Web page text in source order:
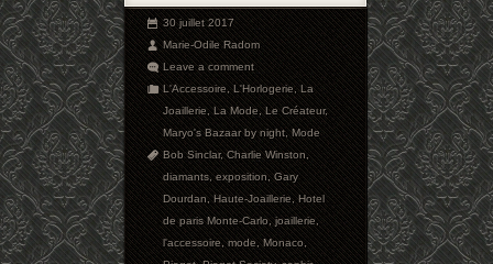
30 juillet 2017
Marie-Odile Radom
Leave a comment
L'Accessoire,L'Horlogerie,La
Joaillerie,La Mode,Le Créateur,
Maryo's Bazaar by night,Mode
Bob Sinclar,Charlie Winston,
diamants,exposition,Gary
Dourdan,Haute-Joaillerie,Hotel
de paris Monte-Carlo,joaillerie,
l'accessoire,mode,Monaco,